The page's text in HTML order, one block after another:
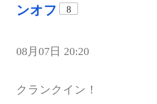
ンオフ
8
08月07日 20:20
クランクイン！